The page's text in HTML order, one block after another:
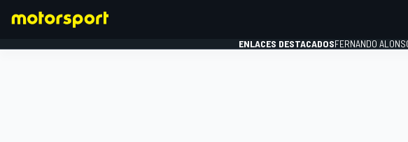
ENLACES DESTACADOSFERNANDO